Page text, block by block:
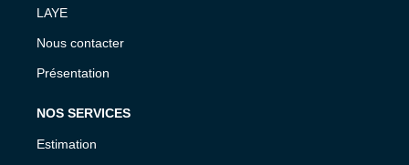
LAYE
Nous contacter
Présentation
NOS SERVICES
Estimation